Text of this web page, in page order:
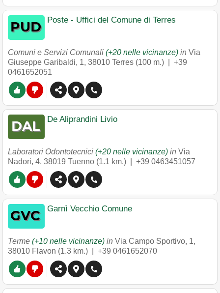
Poste - Uffici del Comune di Terres
Comuni e Servizi Comunali (+20 nelle vicinanze) in Via
Giuseppe Garibaldi, 1, 38010 Terres (100 m.) | +39
0461652051
De Aliprandini Livio
Laboratori Odontotecnici (+20 nelle vicinanze) in Via
Nadori, 4, 38019 Tuenno (1.1 km.) | +39 0463451057
Garnì Vecchio Comune
Terme (+10 nelle vicinanze) in Via Campo Sportivo, 1,
38010 Flavon (1.3 km.) | +39 0461652070